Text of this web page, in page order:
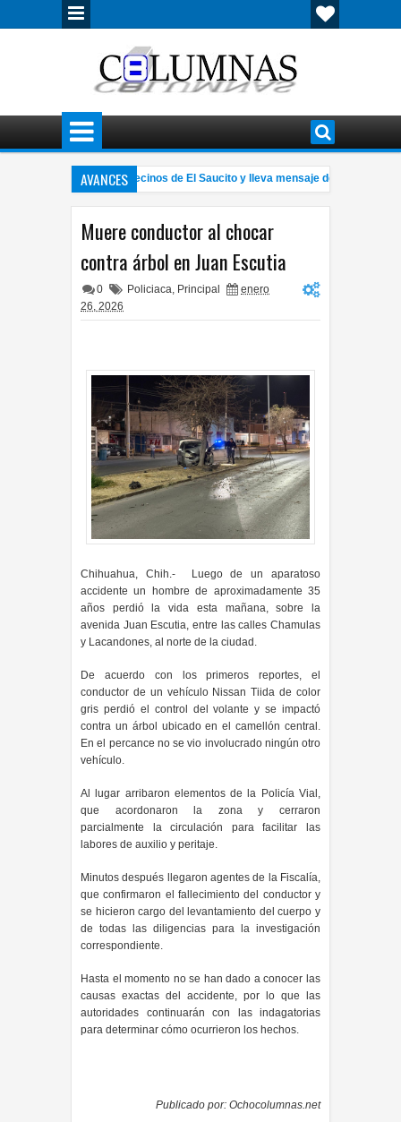
AVANCES
Falomir se reúne con vecinos de El Saucito y lleva mensaje de unidad en el
Muere conductor al chocar
contra árbol en Juan Escutia
0 Policiaca, Principal
enero
26, 2026
Chihuahua, Chih.- Luego de un aparatoso
accidente un hombre de aproximadamente 35
años perdió la vida esta mañana, sobre la
avenida Juan Escutia, entre las calles Chamulas
y Lacandones, al norte de la ciudad.
De acuerdo con los primeros reportes, el
conductor de un vehículo Nissan Tiida de color
gris perdió el control del volante y se impactó
contra un árbol ubicado en el camellón central.
En el percance no se vio involucrado ningún otro
vehículo.
Al lugar arribaron elementos de la Policía Vial,
que acordonaron la zona y cerraron
parcialmente la circulación para facilitar las
labores de auxilio y peritaje.
Minutos después llegaron agentes de la Fiscalía,
que confirmaron el fallecimiento del conductor y
se hicieron cargo del levantamiento del cuerpo y
de todas las diligencias para la investigación
correspondiente.
Hasta el momento no se han dado a conocer las
causas exactas del accidente, por lo que las
autoridades continuarán con las indagatorias
para determinar cómo ocurrieron los hechos.
Publicado por: Ochocolumnas.net